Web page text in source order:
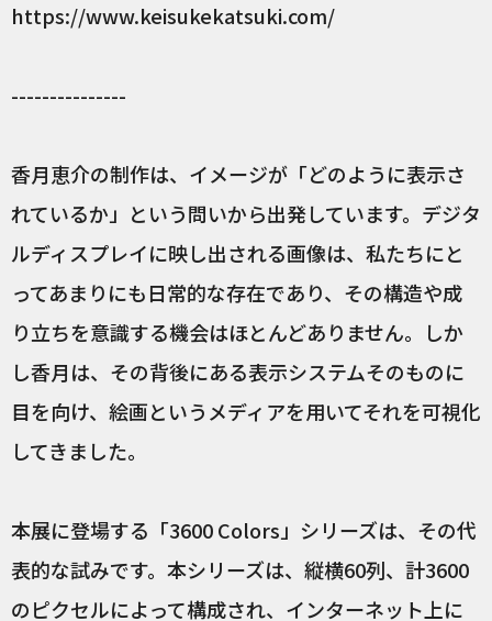
https://www.keisukekatsuki.com/
---------------
香月恵介の制作は、イメージが「どのように表示さ
れているか」という問いから出発しています。デジタ
ルディスプレイに映し出される画像は、私たちにと
ってあまりにも日常的な存在であり、その構造や成
り立ちを意識する機会はほとんどありません。しか
し香月は、その背後にある表示システムそのものに
目を向け、絵画というメディアを用いてそれを可視化
してきました。
本展に登場する「3600 Colors」シリーズは、その代
表的な試みです。本シリーズは、縦横60列、計3600
のピクセルによって構成され、インターネット上に